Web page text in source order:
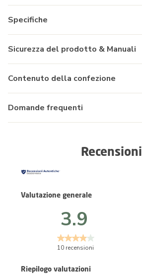
Specifiche
Sicurezza del prodotto & Manuali
Contenuto della confezione
Domande frequenti
Recensioni
Riepilogo valutazioni
Valutazione generale
3.9
10 recensioni